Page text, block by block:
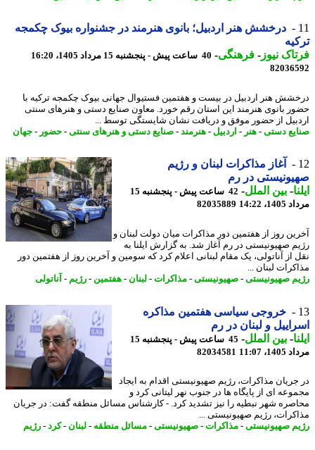
درخشش هنر اردبیل؛ بانوی هنرمند در جشنواره بیوک چکمجه
نیوز-فرهنگی-40 ساعت پیش - پنجشنبه 15 مرداد 1405، 16:20
هنر اردبیل در بیست و هفتمین فستیوال جهانی بیوک چکمجه ترکیه با
بانوی هنرمند این استان رقم خورد. معاون صنایع دستی و هنرهای سنتی
از حضور موفق و دریافت نشان شایستگی توسط ...
دستی-هنر-اردبیل -هنرمند-صنایع دستی و هنرهای سنتی-حضور-جهان
آغاز مذاکرات لبنان و رژیم
در رم
-بین الملل-
42 ساعت پیش - پنجشنبه 15
14:22
82035889
روز از هفتمین دور مذاکرات میان دولت لبنان و
صهیونیستی در رم آغاز شد. به گزارش ایلنا به
از آناتولی، یک مقام لبنانی اعلام کرد که سومین و آخرین روز از هفتمین دور
لبنان ...
صهیونیستی-صهیونیستی-مذاکرات- لبنان-هفتمین-رژیم- آناتولی
خروجی سیاسی هفتمین مذاکره
و لبنان در رم
-بین الملل-
45 ساعت پیش - پنجشنبه 15
11:07
82034581
مذاکرات، رژیم صهیونیستی اقدام به ایجاد
ای از پایگاه ها در جنوب نهر لیتانی کرد و
شهر نبطیه را نیز تشدید کرد. - کارشناس مسائل منطقه گفت: در جریان
رژیم صهیونیستی ...
صهیونیستی-مذاکرات- صهیونیستی-مسائل منطقه-لبنان-کرد-رژیم